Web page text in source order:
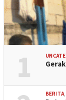
1
BERITA,